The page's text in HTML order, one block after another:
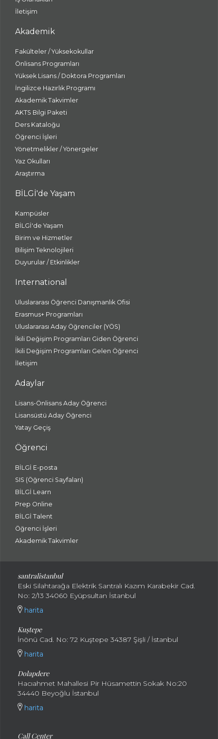
İletişim
Akademik
Fakülteler / Yüksekokullar
Önlisans Programları
Yüksek Lisans / Doktora Programları
İngilizce Hazırlık Programı
Akademik Takvimler
AKTS Bilgi Paketi
Ders Kataloğu
Öğrenci İşleri
Yönetmelikler / Yönergeler
Yaz Okulları
Araştırma
BİLGİ'de Yaşam
Kampüsler
BİLGİ'de Yaşam
Birim ve Hizmetler
Bilişim Teknolojileri
Duyurular / Etkinlikler
International
Uluslararası Öğrenci Danışmanlık Ofisi
Erasmus+ Programları
Uluslararası Aday Öğrenciler (YÖS)
İkili Değişim Programları Giden Öğrenci
İkili Değişim Programları Gelen Öğrenci
İletişim
Adaylar
Lisans-Önlisans Aday Öğrenci
Lisansüstü Aday Öğrenci
Yatay Geçiş
Öğrenci
BİLGİ E-posta
SIS (Öğrenci Sayfaları)
BİLGİ Learn
Prep Online
BİLGİ Talent
Öğrenci İşleri
Akademik Takvimler
santralistanbul
Eski Silahtarağa Elektrik Santralı Kazım Karabekir Cad.
No: 2/13 34060 Eyüpsultan İstanbul
harita
Kuştepe
İnönü Cad. No: 72 Kuştepe 34387 Şişli / İstanbul
harita
Dolapdere
Hacıahmet Mahallesi Pir Hüsamettin Sokak No:20
34440 Beyoğlu İstanbul
harita
Call Center